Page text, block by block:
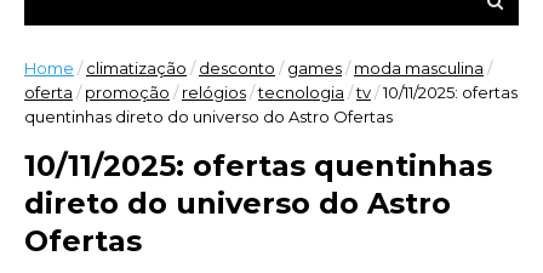
Home / climatização / desconto / games/ moda masculina /
oferta / promoção / relógios/tecnologia /tv/10/11/2025: ofertas
quentinhas direto do universo do Astro Ofertas
10/11/2025: ofertas quentinhas
direto do universo do Astro
Ofertas